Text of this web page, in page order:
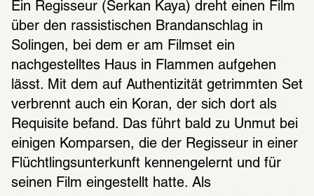
Ein Regisseur (Serkan Kaya) dreht einen Film
über den rassistischen Brandanschlag in
Solingen, bei dem er am Filmset ein
nachgestelltes Haus in Flammen aufgehen
lässt. Mit dem auf Authentizität getrimmten Set
verbrennt auch ein Koran, der sich dort als
Requisite befand. Das führt bald zu Unmut bei
einigen Komparsen, die der Regisseur in einer
Flüchtlingsunterkunft kennengelernt und für
seinen Film eingestellt hatte. Als